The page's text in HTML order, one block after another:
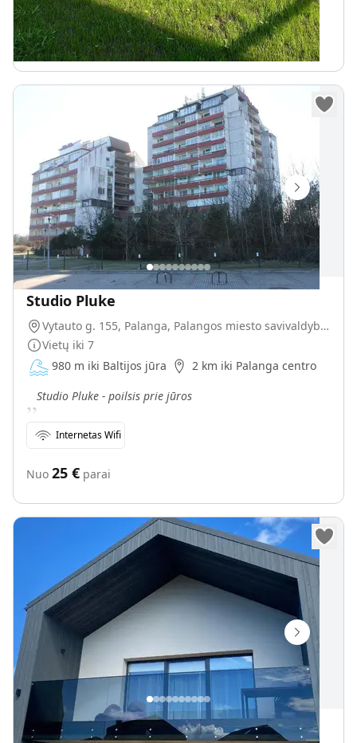
Internetas Wifi
Nuo 100€ parai
Studio Pluke
Vytauto g. 155, Palanga, Palangos miesto savivaldybė, Lietuva
Vietų iki 7
980 m iki Baltijos jūra
2 km iki Palanga centro
„Studio Pluke - poilsis prie jūros
Internetas Wifi
Nuo 25 € parai
Visiškai nauji apartamentai